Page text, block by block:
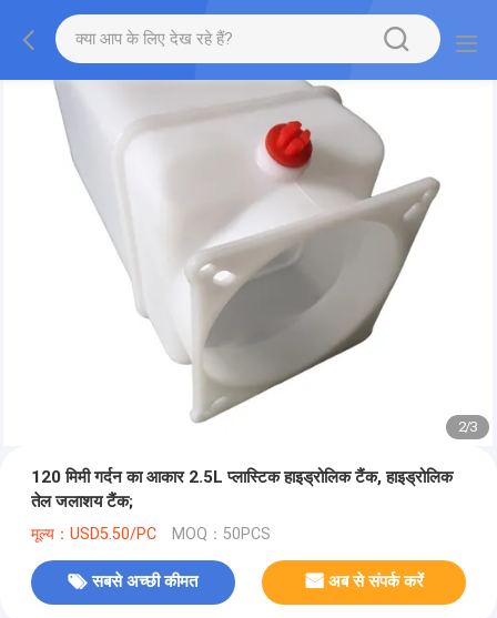
2/3
120 मिमी गर्दन का आकार 2.5L प्लास्टिक हाइड्रोलिक टैंक, हाइड्रोलिक
तेल जलाशय टैंक;
मूल्य：USD5.50/PC MOQ：50PCS
सबसे अच्छी कीमत अब से संपर्क करें